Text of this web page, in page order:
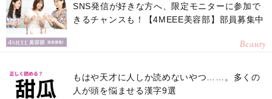
SNS発信が好きな方へ、限定モニターに参加で
きるチャンスも！【4MEEE美容部】部員募集中
Beauty
もはや天才に人しか読めないやつ……。多くの
人が頭を悩ませる漢字9選